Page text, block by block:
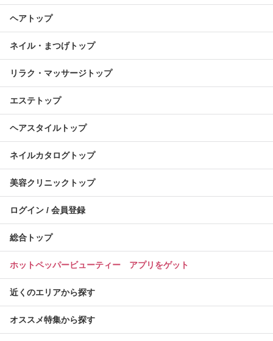
ヘアトップ
ネイル・まつげトップ
リラク・マッサージトップ
エステトップ
ヘアスタイルトップ
ネイルカタログトップ
美容クリニックトップ
ログイン / 会員登録
総合トップ
ホットペッパービューティー アプリをゲット
近くのエリアから探す
オススメ特集から探す